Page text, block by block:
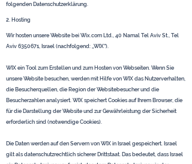
folgenden Datenschutzerklärung.
2. Hosting
Wir hosten unsere Website bei Wix.com Ltd., 40 Namal Tel Aviv St., Tel
Aviv 6350671, Israel (nachfolgend: „WIX“).
WIX ein Tool zum Erstellen und zum Hosten von Webseiten. Wenn Sie
unsere Website besuchen, werden mit Hilfe von WIX das Nutzerverhalten,
die Besucherquellen, die Region der Websitebesucher und die
Besucherzahlen analysiert. WIX speichert Cookies auf Ihrem Browser, die
für die Darstellung der Website und zur Gewährleistung der Sicherheit
erforderlich sind (notwendige Cookies).
Die Daten werden auf den Servern von WIX in Israel gespeichert. Israel
gilt als datenschutzrechtlich sicherer Drittstaat. Das bedeutet, dass Israel